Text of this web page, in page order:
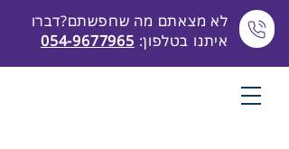
לא מצאתם מה שחפשתם?דברו
איתנו בטלפון: 054-9677965